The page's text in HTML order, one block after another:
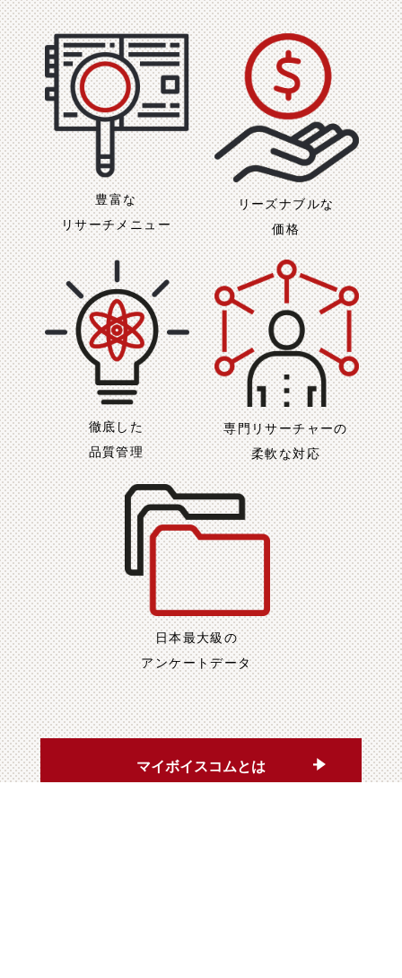
豊富な
リサーチメニュー
リーズナブルな
価格
徹底した
品質管理
専門リサーチャーの
柔軟な対応
日本最大級の
アンケートデータ
マイボイスコムとは